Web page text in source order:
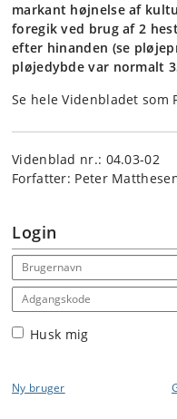
markant højnelse af
foregik ved brug af 2
efter hinanden (se
pløjedybde var normalt
Se hele Videnbladet som
Videnblad nr.: 04.03-02
Forfatter: Peter
Login
Email address
Adgangskode
Husk mig
Ny bruger